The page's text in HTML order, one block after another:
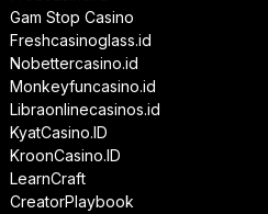
Gam Stop Casino
Freshcasinoglass.id
Nobettercasino.id
Monkeyfuncasino.id
Libraonlinecasinos.id
KyatCasino.ID
KroonCasino.ID
LearnCraft
CreatorPlaybook